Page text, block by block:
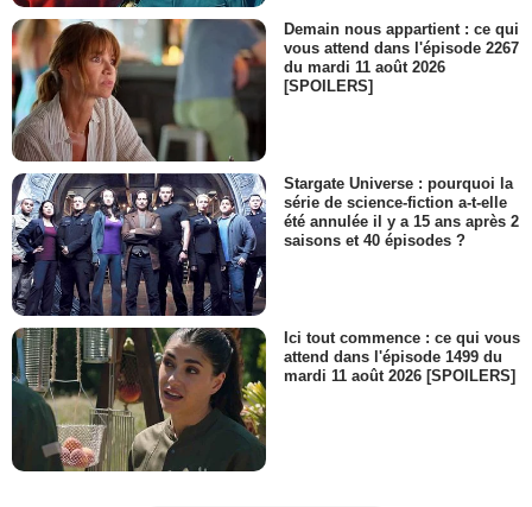
Demain nous appartient : ce qui
vous attend dans l'épisode 2267
du mardi 11 août 2026
[SPOILERS]
Stargate Universe : pourquoi la
série de science-fiction a-t-elle
été annulée il y a 15 ans après 2
saisons et 40 épisodes ?
Ici tout commence : ce qui vous
attend dans l'épisode 1499 du
mardi 11 août 2026 [SPOILERS]